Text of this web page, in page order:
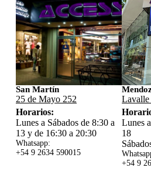
San Martín
25 de Mayo 252
Horarios:
Lunes a Sábados de 8:30 a
13 y de 16:30 a 20:30
Whatsapp:
+54 9 2634 590015
Lavalle
Lunes
18
+54 9